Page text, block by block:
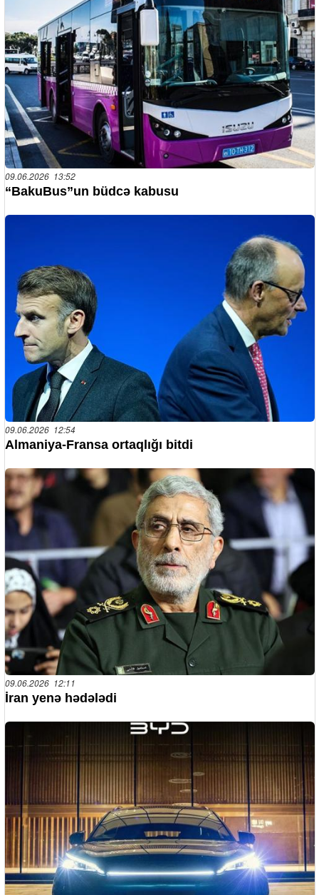
09.06.2026 13:52
“BakuBus”un büdcə kabusu
09.06.2026 12:54
Almaniya-Fransa ortaqlığı bitdi
09.06.2026 12:11
İran yenə hədələdi